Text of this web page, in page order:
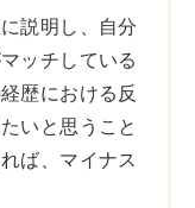
説明し、自分
ッチしている
歴における反
いと思うこと
ば、マイナス